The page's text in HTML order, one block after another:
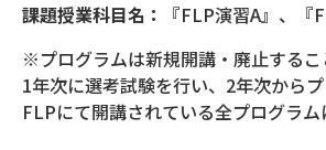
課題授業科目名：
『FLP演習A』、『
※プログラムは新規開講・廃止するこ
1年次に選考試験を行い、2年次からプ
FLPにて開講されている全プログラ